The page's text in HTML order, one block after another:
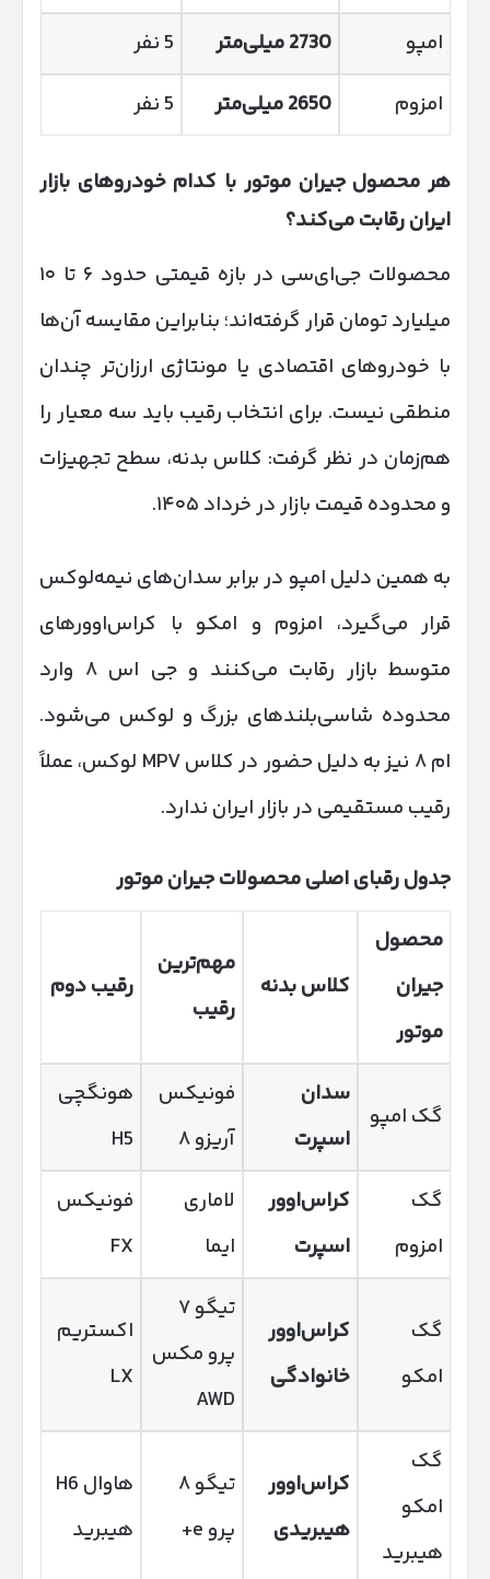
امپو 2730میلی‌متر
5 نفر
امزوم
2650میلی‌متر 5 نفر
هر محصول جیران موتور با کدام خودروهای بازار
ایران رقابت می‌کند؟
محصولات جی‌ای‌سی در بازه قیمتی حدود ۶ تا ۱۰
میلیارد تومان قرار گرفته‌اند؛ بنابراین مقایسه آن‌ها
با خودروهای اقتصادی یا مونتاژی ارزان‌تر چندان
منطقی نیست. برای انتخاب رقیب باید سه معیار را
هم‌زمان در نظر گرفت: کلاس بدنه، سطح تجهیزات
و محدوده قیمت بازار در خرداد ۱۴۰۵.
به همین دلیل امپو در برابر سدان‌های نیمه‌لوکس
قرار می‌گیرد، امزوم و امکو با کراس‌اوورهای
متوسط بازار رقابت می‌کنند و جی اس ۸ وارد
محدوده شاسی‌بلندهای بزرگ و لوکس می‌شود.
ام ۸ نیز به دلیل حضور در کلاس MPV لوکس، عملاً
رقیب مستقیمی در بازار ایران ندارد.
جدول رقبای اصلی محصولات جیران موتور
محصول
جیران
موتور
کلاس بدنه
مهم‌ترین
رقیب
رقیب دوم
گک امپو
سدان
اسپرت
فونیکس
آریزو ۸
هونگچی
H5
گک
امزوم
کراس‌اوور
اسپرت
لاماری
ایما
فونیکس
FX
گک
امکو
کراس‌اوور
خانوادگی
تیگو ۷
پرو مکس
AWD
اکستریم
LX
گک
امکو
هیبرید
کراس‌اوور
هیبریدی
تیگو ۸
پرو e+
هاوال H6
هیبرید